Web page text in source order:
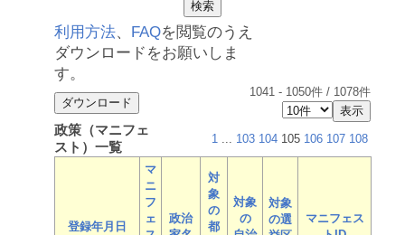
利用方法、 FAQを閲覧のうえ
ダウンロードをお願いしま
す。
1041 - 1050件 / 1078件
政策（マニフェ
スト）一覧
1 ... 103 104 105 106 107 108
登録年月日
マ
ニ
フ
ェ
政治
対
象
の
都
対象
の
対象
の選
マニフェス